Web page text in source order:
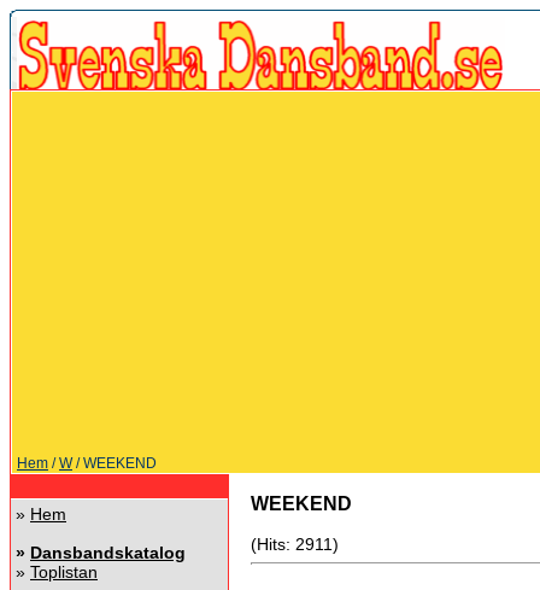
Hem /W/ WEEKEND
» Hem
» Dansbandskatalog
» Toplistan
WEEKEND
(Hits: 2911)